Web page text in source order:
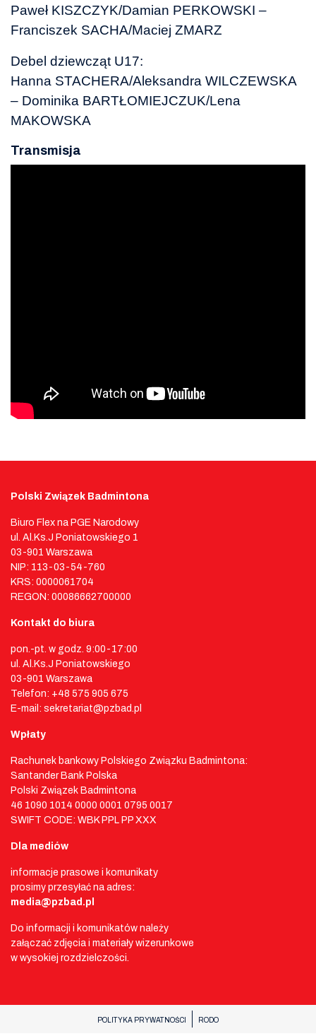
Paweł KISZCZYK/Damian PERKOWSKI –
Franciszek SACHA/Maciej ZMARZ
Debel dziewcząt U17:
Hanna STACHERA/Aleksandra WILCZEWSKA
– Dominika BARTŁOMIEJCZUK/Lena
MAKOWSKA
Transmisja
Polski Związek Badmintona
Biuro Flex na PGE Narodowy
ul. Al.Ks.J Poniatowskiego 1
03-901 Warszawa
NIP: 113-03-54-760
KRS: 0000061704
REGON: 00086662700000
Kontakt do biura
pon.-pt. w godz. 9:00-17:00
ul. Al.Ks.J Poniatowskiego
03-901 Warszawa
Telefon: +48 575 905 675
E-mail: sekretariat@pzbad.pl
Wpłaty
Rachunek bankowy Polskiego Związku Badmintona:
Santander Bank Polska
Polski Związek Badmintona
46 1090 1014 0000 0001 0795 0017
SWIFT CODE: WBK PPL PP XXX
Dla mediów
informacje prasowe i komunikaty
prosimy przesyłać na adres:
media@pzbad.pl
Do informacji i komunikatów należy
załączać zdjęcia i materiały wizerunkowe
w wysokiej rozdzielczości.
POLITYKA PRYWATNOŚCI RODO